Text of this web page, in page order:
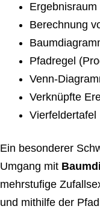
Berechnung
Pfadregel
Venn-
Verknüpfte
Vierfeldertafel
Ein besonderer
Umgang mit
mehrstufige
und mithilfe der